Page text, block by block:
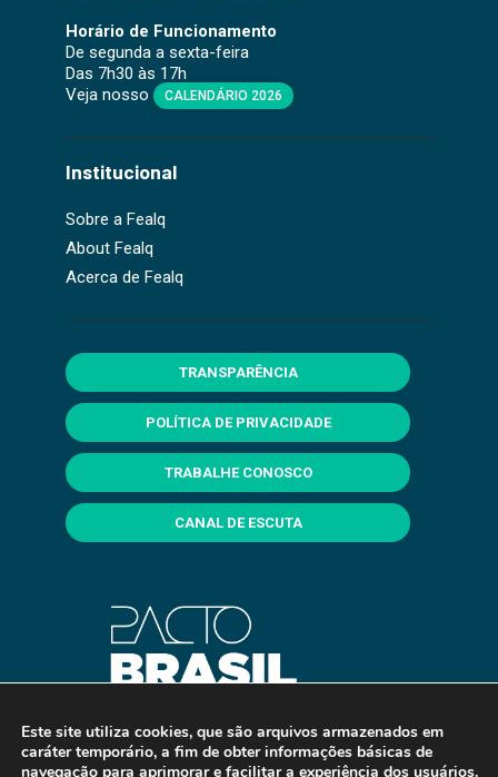
Horário de Funcionamento
De segunda a sexta-feira
Das 7h30 às 17h
Veja nosso
CALENDÁRIO 2026
Institucional
Sobre a Fealq
About Fealq
Acerca de Fealq
TRANSPARÊNCIA
POLÍTICA DE PRIVACIDADE
TRABALHE CONOSCO
CANAL DE ESCUTA
Este site utiliza cookies, que são arquivos armazenados em
caráter temporário, a fim de obter informações básicas de
navegação para aprimorar e facilitar a experiência dos usuários.